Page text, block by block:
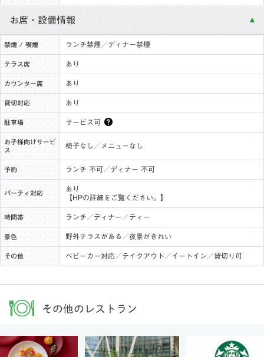
お席・設備情報
禁煙 / 喫煙 ランチ禁煙／ディナー禁煙
テラス席 あり
カウンター席 あり
貸切対応 あり
駐車場 サービス可
お子様向けサービ
ス
椅子なし／メニューなし
予約 ランチ 不可／ディナー 不可
パーティ対応
あり
【HPの詳細をご覧ください。】
時間帯 ランチ／ディナー／ティー
景色 野外テラスがある／夜景がきれい
その他 ベビーカー対応／テイクアウト／イートイン／貸切り可
その他のレストラン